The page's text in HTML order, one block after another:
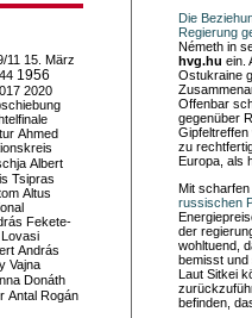
Die
Regierung
Németh in
hvg.hu ein.
Ostukraine
Offenbar
gegenüber
Gipfeltreffen
zu
Europa, als
Mit scharfen
russischen
der
wohltuend,
bemisst und
Laut Sitkei
befinden,
11 15. März
1956
2020
Ahmed
Albert
Tsipras
Altus
Fekete-
András
Vajna
Donáth
Antal Rogán